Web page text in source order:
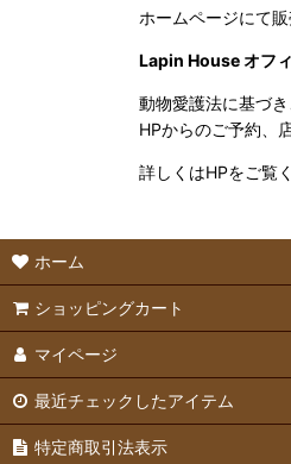
ホームページにて
Lapin House オフ
動物愛護法に基づ
HPからのご予約、
詳しくはHPをご覧
ホーム
ショッピングカート
マイページ
最近チェックしたアイテム
特定商取引法表示